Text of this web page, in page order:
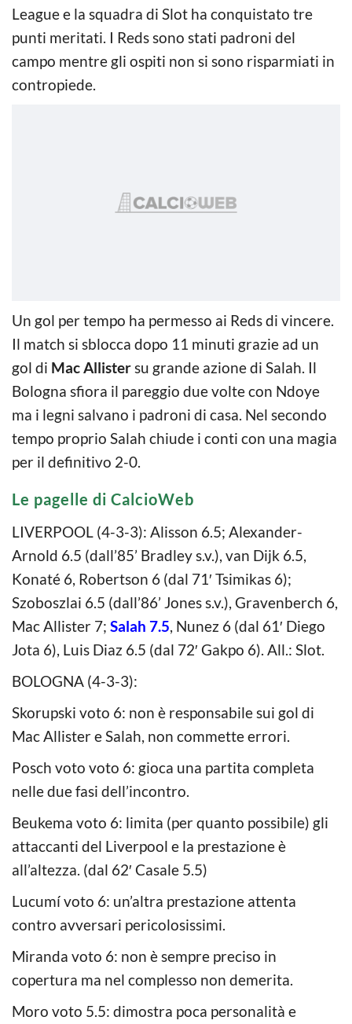
League e la squadra di Slot ha conquistato tre
punti meritati. I Reds sono stati padroni del
campo mentre gli ospiti non si sono risparmiati in
contropiede.
Un gol per tempo ha permesso ai Reds di vincere.
Il match si sblocca dopo 11 minuti grazie ad un
gol di Mac Allistersu grande azione di Salah. Il
Bologna sfiora il pareggio due volte con Ndoye
ma i legni salvano i padroni di casa. Nel secondo
tempo proprio Salah chiude i conti con una magia
per il definitivo 2-0.
Le pagelle di CalcioWeb
LIVERPOOL (4-3-3): Alisson 6.5; Alexander-
Arnold 6.5 (dall’85’ Bradley s.v.), van Dijk 6.5,
Konaté 6, Robertson 6 (dal 71′ Tsimikas 6);
Szoboszlai 6.5 (dall’86’ Jones s.v.), Gravenberch 6,
Mac Allister 7; Salah 7.5, Nunez 6 (dal 61′ Diego
Jota 6), Luis Diaz 6.5 (dal 72′ Gakpo 6). All.: Slot.
BOLOGNA (4-3-3):
Skorupski voto 6: non è responsabile sui gol di
Mac Allister e Salah, non commette errori.
Posch voto voto 6: gioca una partita completa
nelle due fasi dell’incontro.
Beukema voto 6: limita (per quanto possibile) gli
attaccanti del Liverpool e la prestazione è
all’altezza. (dal 62′ Casale 5.5)
Lucumí voto 6: un’altra prestazione attenta
contro avversari pericolosissimi.
Miranda voto 6: non è sempre preciso in
copertura ma nel complesso non demerita.
Moro voto 5.5: dimostra poca personalità e